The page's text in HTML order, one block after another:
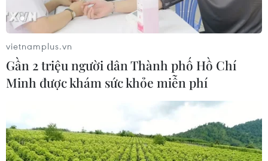
22/07/2026 07:40
công nghệ
22/07/2026 06:02
Ấm lòng những “cây đại
thụ” giữ vững biên cương
vùng cao Đà Nẵng
Người trưởng thôn dân tộc
Tày ở Lâm Đồng "nói dân
tin, làm dân theo"
vietnamplus.vn
Gần 2 triệu người dân Thành phố Hồ Chí
Minh được khám sức khỏe miễn phí